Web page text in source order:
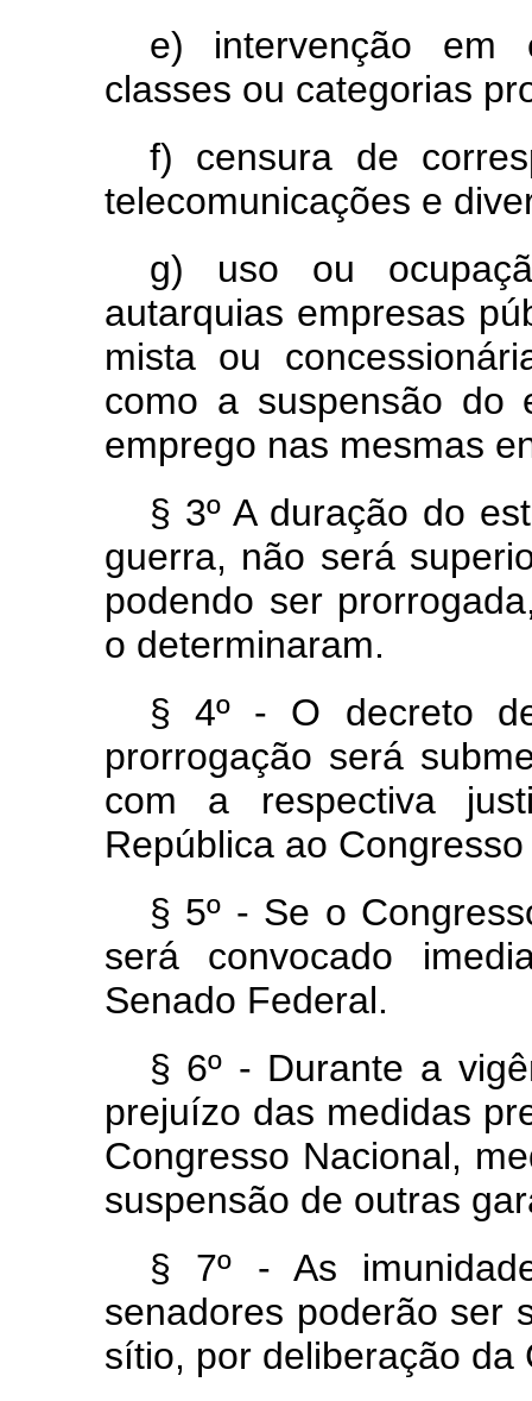
e) intervenção em
classes ou categorias
f) censura de
telecomunicações e
g) uso ou
autarquias empresas
mista ou
como a suspensão do
emprego nas mesmas
§ 3º A duração do
guerra, não será
podendo ser
o determinaram.
§ 4º - O decreto
prorrogação será
com a respectiva
República ao
§ 5º - Se o
será convocado
Senado Federal.
§ 6º - Durante a
prejuízo das medidas
Congresso Nacional,
suspensão de outras
§ 7º - As
senadores poderão ser
sítio, por deliberação da